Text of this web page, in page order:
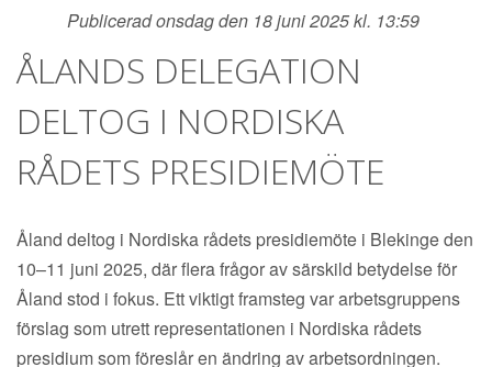
Publicerad onsdag den 18 juni 2025 kl. 13:59
ÅLANDS DELEGATION
DELTOG I NORDISKA
RÅDETS PRESIDIEMÖTE
Åland deltog i Nordiska rådets presidiemöte i Blekinge den
10–11 juni 2025, där flera frågor av särskild betydelse för
Åland stod i fokus. Ett viktigt framsteg var arbetsgruppens
förslag som utrett representationen i Nordiska rådets
presidium som föreslår en ändring av arbetsordningen.